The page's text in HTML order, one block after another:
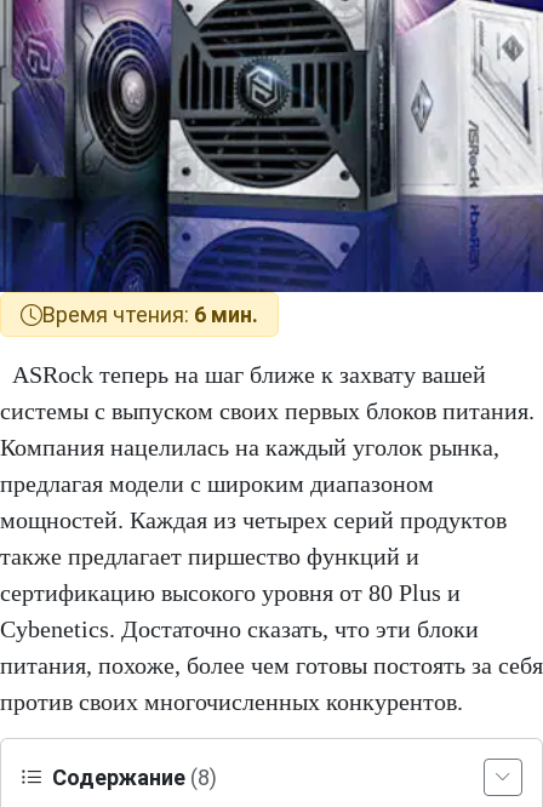
Время чтения: 6 мин.
ASRock теперь на шаг ближе к захвату вашей
системы с выпуском своих первых блоков питания.
Компания нацелилась на каждый уголок рынка,
предлагая модели с широким диапазоном
мощностей. Каждая из четырех серий продуктов
также предлагает пиршество функций и
сертификацию высокого уровня от 80 Plus и
Cybenetics. Достаточно сказать, что эти блоки
питания, похоже, более чем готовы постоять за себя
против своих многочисленных конкурентов.
Содержание (8)